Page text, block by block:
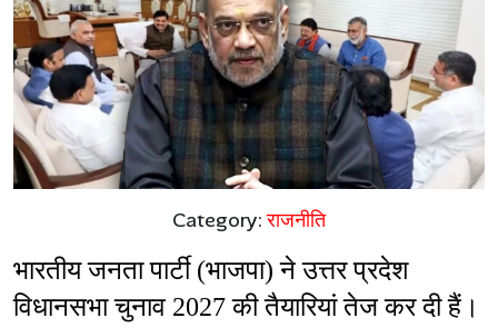
Category:राजनीति
भारतीय जनता पार्टी (भाजपा) ने उत्तर प्रदेश
विधानसभा चुनाव 2027 की तैयारियां तेज कर दी हैं।